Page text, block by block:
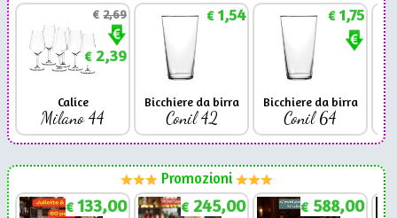
€2,69
€2,39
Calice
Milano 44
€1,54
Bicchiere da birra
Conil 42
€1,75
Bicchiere da birra
Conil 64
Promozioni
€ 133,00 € 245,00 € 588,00